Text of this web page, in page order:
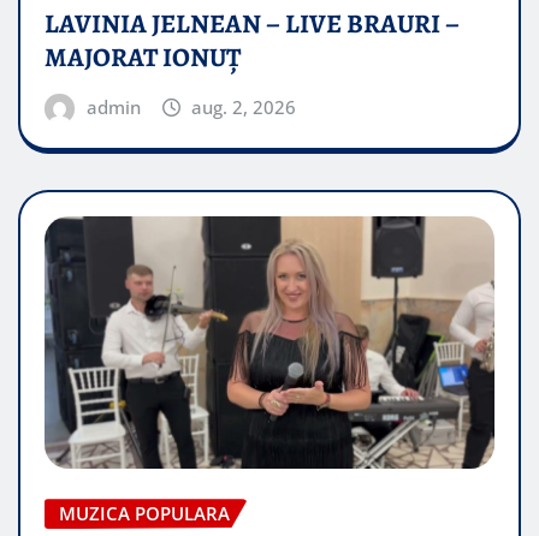
LAVINIA JELNEAN – LIVE BRAURI –
MAJORAT IONUŢ
admin aug. 2, 2026
MUZICA POPULARA